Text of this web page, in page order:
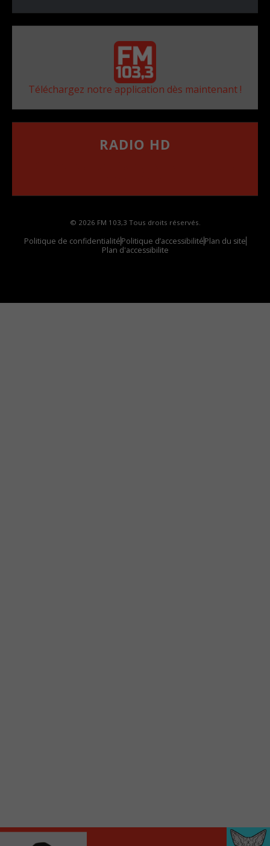
Téléchargez notre application dès maintenant !
RADIO HD
© 2026 FM 103,3 Tous droits réservés.
Politique de confidentialitéPolitique d’accessibilitéPlan du site
Plan d'accessibilite
00:00 00:00